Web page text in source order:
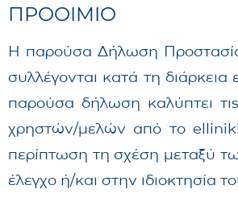
ΠΡΟΟΙΜΙΟ
Η παρούσα Δήλωση
συλλέγονται κατά τη
παρούσα δήλωση καλύπτει
χρηστών/μελών από το
περίπτωση τη σχέση μεταξύ
έλεγχο ή/και στην ιδιοκτησία